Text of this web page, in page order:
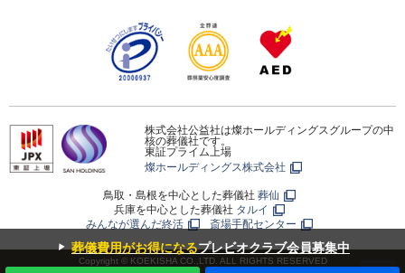
株式会社公益社は燦ホールディングスグループの中
核の葬儀社です。
東証プライム上場
燦ホールディングス株式会社
鳥取・島根を中心とした葬儀社 葬仙
兵庫を中心とした葬儀社 タルイ
みんなが選んだ終活
斎場手配センター
Copyright © KOEKISHA CO.,LTD. ALL RIGHTS RESERVED
▼葬儀費用がお得になるプレビオクラブ会員募集中